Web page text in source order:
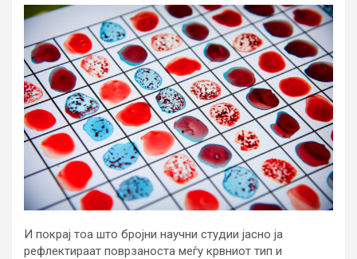
И покрај тоа што бројни научни студии јасно ја
рефлектираат поврзаноста меѓу крвниот тип и